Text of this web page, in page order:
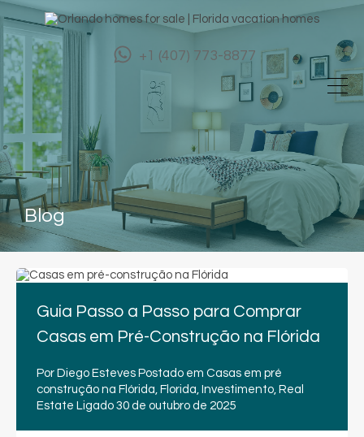
+1 (407) 773-8877
Blog
Guia Passo a Passo para Comprar
Casas em Pré-Construção na Flórida
Por Diego Esteves Postado em Casas em pré
construção na Flórida, Florida, Investimento, Real
Estate Ligado 30 de outubro de 2025